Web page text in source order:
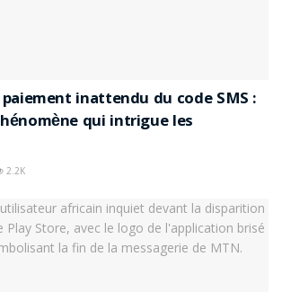
inattendu du code SMS :
qui intrigue les
2.2K